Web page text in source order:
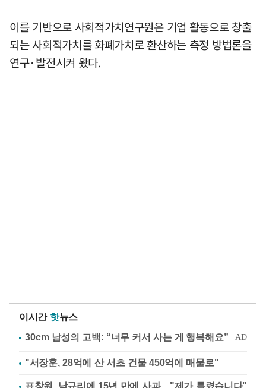
이를 기반으로 사회적가치연구원은 기업 활동으로 창출
되는 사회적가치를 화폐가치로 환산하는 측정 방법론을
연구·발전시켜 왔다.
이시간 핫뉴스
"서장훈, 28억에 산 서초 건물 450억에 매물로"
표창원, 남규리에 15년 만에 사과…"제가 틀렸습니다"